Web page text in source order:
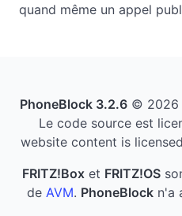
quand même un appel
PhoneBlock 3.2.6 © 2026
Le code source est
website content is
FRITZ!Boxet FRITZ!OS
de AVM. PhoneBlockn'a